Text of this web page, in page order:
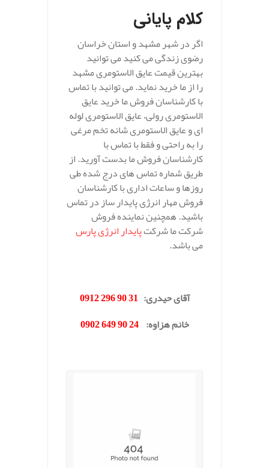
کلام پایانی
اگر در شهر مشهد و استان خراسان
رضوی زندگی می کنید می توانید
بهترین قیمت عایق الاستومری مشهد
را از ما خرید نماید. می توانید با تماس
با کارشناسان فروش ما خرید عایق
الاستومری رولی، عایق الاستومری لوله
ای و عایق الاستومری شانه تخم مرغی
را به راحتی و فقط با تماس با
کارشناسان فروش ما بدست آورید. از
طریق شماره تماس های درج شده طی
روزها و ساعات اداری با کارشناسان
فروش مهار انرژی پایدار ساز در تماس
باشید. همچنین نماینده فروش
شرکت ما شرکتپایدار انرژی پارس
می باشد.
آقای حیدری:
31 90 296 0912
خانم هزاوه:
24 90 649 0902